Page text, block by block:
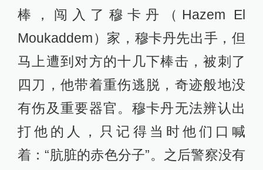
棒，闯入了穆卡丹（Hazem El
Moukaddem）家，穆卡丹先出手，但
马上遭到对方的十几下棒击，被刺了
四刀，他带着重伤逃脱，奇迹般地没
有伤及重要器官。穆卡丹无法辨认出
打他的人，只记得当时他们口喊
着：“肮脏的赤色分子”。之后警察没有